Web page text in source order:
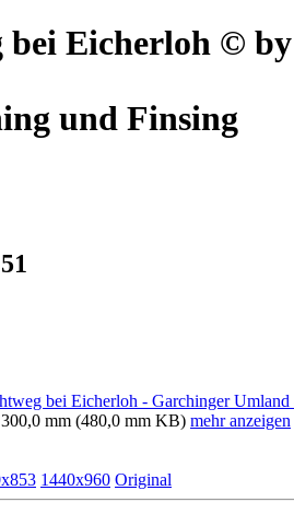
bei Eicherloh © by
und Finsing
mm (480,0 mm KB) mehr anzeigen
1440x960 Original